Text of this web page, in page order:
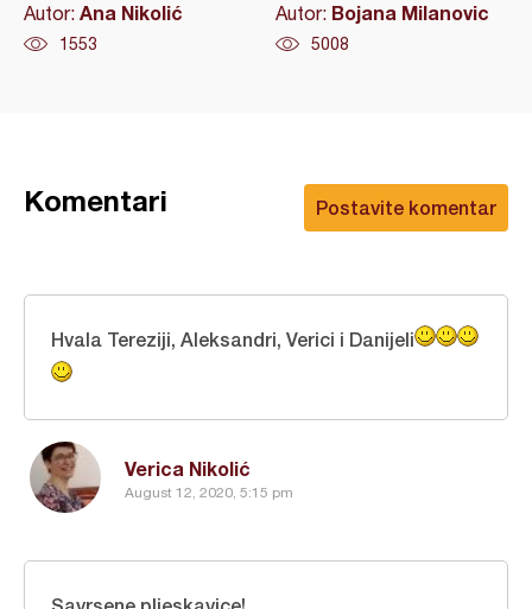
Autor: Ana Nikolić
1553
Autor: Bojana Milanovic
5008
Postavite komentar
Komentari
Verica Nikolić
August 12, 2020, 5:15 pm
Hvala Tereziji, Aleksandri, Verici i Danijeli